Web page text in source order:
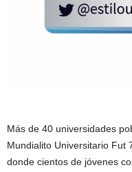
Más de 40 universidades
Mundialito Universitario Fut
donde cientos de jóvenes